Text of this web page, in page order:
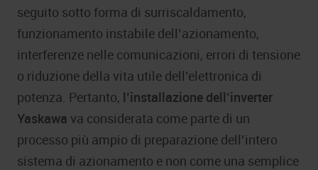
seguito sotto forma di surriscaldamento,
funzionamento instabile dell’azionamento,
interferenze nelle comunicazioni, errori di tensione
o riduzione della vita utile dell’elettronica di
potenza. Pertanto, l’installazione dell’inverter
Yaskawa va considerata come parte di un
processo più ampio di preparazione dell’intero
sistema di azionamento e non come una semplice